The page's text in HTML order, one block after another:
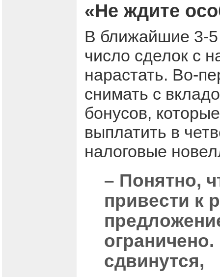
«Не ждите
В ближайшие 3-5
число сделок с
нарастать. Во-
снимать с
бонусов,
выплатить в
налоговые
– Понятно,
привести к
сдвинутся,